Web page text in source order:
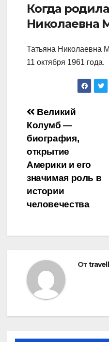
Когда
Николаевна
Татьяна Николаевна
11 октября 1961 года.
Навигация
по
записям
Великий
Колумб —
биография,
открытие
Америки и его
значимая роль в
истории
человечества
От